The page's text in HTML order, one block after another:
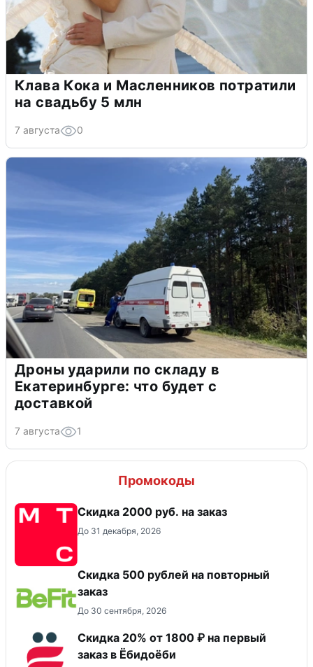
Клава Кока и Масленников потратили
на свадьбу 5 млн
7 августа 0
Дроны ударили по складу в
Екатеринбурге: что будет с
доставкой
7 августа 1
Промокоды
Скидка 2000 руб. на заказ
До 31 декабря, 2026
Скидка 500 рублей на повторный
заказ
До 30 сентября, 2026
Скидка 20% от 1800 ₽ на первый
заказ в Ёбидоёби